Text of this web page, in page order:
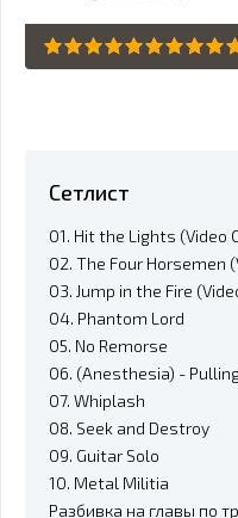
Сетлист
01. Hit the Lights (Video
02. The Four Horsemen
03. Jump in the Fire
04. Phantom Lord
05. No Remorse
06. (Anesthesia) -
07. Whiplash
08. Seek and Destroy
09. Guitar Solo
10. Metal Militia
Разбивка на главы по